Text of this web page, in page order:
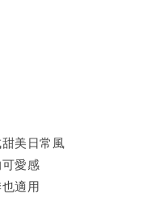
美日常風
愛感
適用